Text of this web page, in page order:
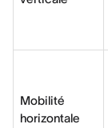
Mobilité
horizontale